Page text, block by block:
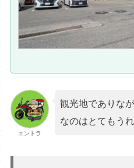
エントラ
観光地でありな
なのはとてもうれ